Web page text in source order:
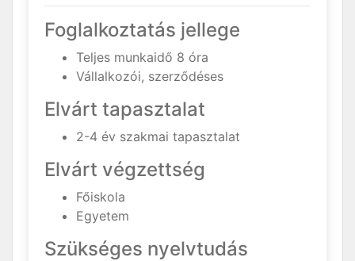
Foglalkoztatás jellege
Teljes munkaidő 8 óra
Vállalkozói, szerződéses
Elvárt tapasztalat
2-4 év szakmai tapasztalat
Elvárt végzettség
Főiskola
Egyetem
Szükséges nyelvtudás